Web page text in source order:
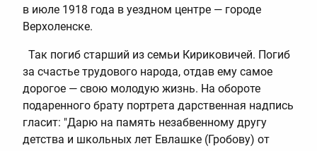
в июле 1918 года в уездном центре — городе
Верхоленске.
Так погиб старший из семьи Кириковичей. Погиб
за счастье трудового народа, отдав ему самое
дорогое — свою молодую жизнь. На обороте
подаренного брату портрета дарственная надпись
гласит: "Дарю на память незабвенному другу
детства и школьных лет Евлашке (Гробову) от